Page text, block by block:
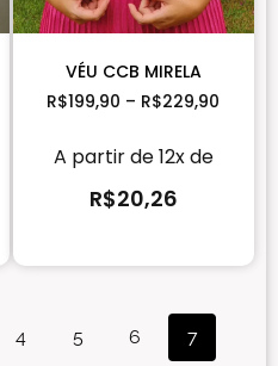
VÉU CCB MIRELA
R$199,90 – R$229,90
A partir de 12x de
R$20,26
4 5 6 7